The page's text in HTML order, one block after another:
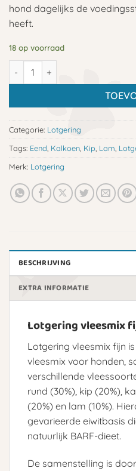
hond dagelijks de
heeft.
18 op voorraad
Lotgering vleesmix fijn aantal
Categorie: Lotgering
Tags: Eend Kalkoen Kip Lam
Merk: Lotgering
BESCHRIJVING
EXTRA INFORMATIE
Lotgering vleesmix
Lotgering vleesmix fijn
vleesmix voor honden,
verschillende
rund (30%), kip (20%),
(20%) en lam (10%).
gevarieerde eiwitbasis
natuurlijk BARF-dieet.
De samenstelling is